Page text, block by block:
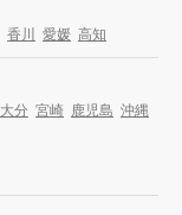
香川 愛媛 高知
大分 宮崎 鹿児島 沖縄